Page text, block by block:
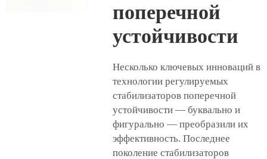
поперечной
устойчивости
Несколько ключевых инноваций в
технологии регулируемых
стабилизаторов поперечной
устойчивости — буквально и
фигурально — преобразили их
эффективность. Последнее
поколение стабилизаторов